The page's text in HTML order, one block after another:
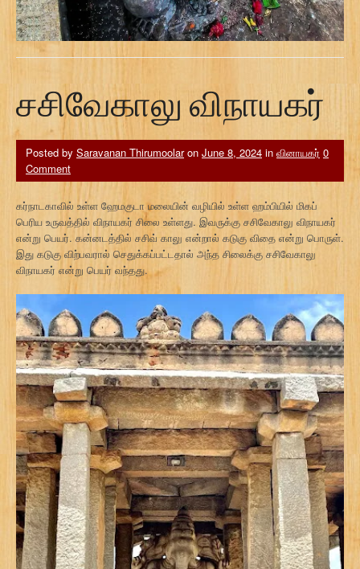
சசிவேகாலு விநாயகர்
Posted by Saravanan Thirumoolaron June 8, 2024 in வினாயகர் 0
Comment
கர்நாடகாவில் உள்ள ஹேமகுடா மலையின் வழியில் உள்ள ஹம்பியில் மிகப்
பெரிய உருவத்தில் விநாயகர் சிலை உள்ளது. இவருக்கு சசிவேகாலு விநாயகர்
என்று பெயர். கன்னடத்தில் சசிவ் காலு என்றால் கடுகு விதை என்று பொருள்.
இது கடுகு விற்பவரால் செதுக்கப்பட்டதால் அந்த சிலைக்கு சசிவேகாலு
விநாயகர் என்று பெயர் வந்தது.